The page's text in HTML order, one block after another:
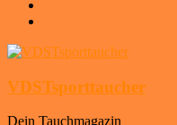
VDSTsporttaucher
Dein Tauchmagazin